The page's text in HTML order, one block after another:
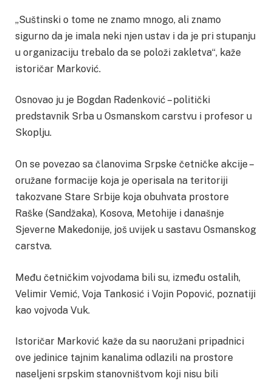
„Suštinski o tome ne znamo mnogo, ali znamo
sigurno da je imala neki njen ustav i da je pri stupanju
u organizaciju trebalo da se položi zakletva“, kaže
istoričar Marković.
Osnovao ju je Bogdan Radenković – politički
predstavnik Srba u Osmanskom carstvu i profesor u
Skoplju.
On se povezao sa članovima Srpske četničke akcije –
oružane formacije koja je operisala na teritoriji
takozvane Stare Srbije koja obuhvata prostore
Raške (Sandžaka), Kosova, Metohije i današnje
Sjeverne Makedonije, još uvijek u sastavu Osmanskog
carstva.
Među četničkim vojvodama bili su, između ostalih,
Velimir Vemić, Voja Tankosić i Vojin Popović, poznatiji
kao vojvoda Vuk.
Istoričar Marković kaže da su naoružani pripadnici
ove jedinice tajnim kanalima odlazili na prostore
naseljeni srpskim stanovništvom koji nisu bili